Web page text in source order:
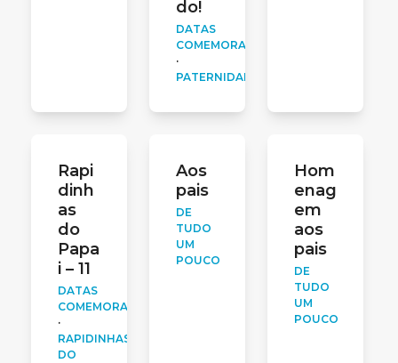
do!
DATAS
COMEMORATIVAS
·
PATERNIDADE
Rapi
dinh
as
do
Papa
i – 11
DATAS
COMEMORATIVAS
·
RAPIDINHAS
DO
Aos
pais
DE
TUDO
UM
POUCO
Hom
enag
em
aos
pais
DE
TUDO
UM
POUCO